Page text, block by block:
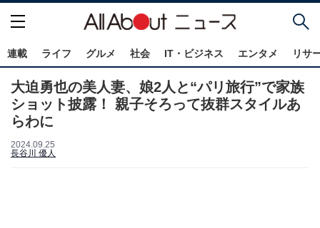
連載 ライフ グルメ 社会 IT・ビジネス エンタメ リサ
大迫勇也の美人妻、娘2人と“パリ旅行”で家族
ショット披露！ 親子そろって抜群スタイルあ
らわに
2024.09.25
長谷川 優人